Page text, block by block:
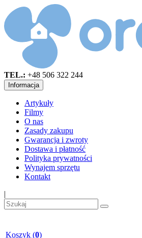
TEL.: +48 506 322 244
Informacja
Artykuły
Filmy
O nas
Zasady zakupu
Gwarancja i zwroty
Dostawa i płatność
Polityka prywatności
Wynajem sprzętu
Kontakt
|
Koszyk (0)